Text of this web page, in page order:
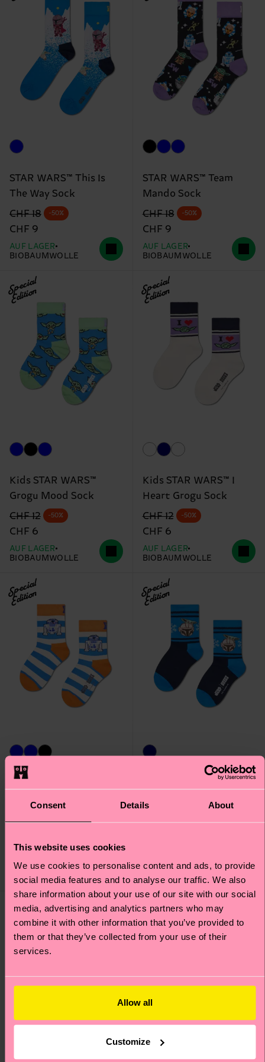
Consent Details About
This website uses cookies
We use cookies to personalise content and ads, to provide
social media features and to analyse our traffic. We also
share information about your use of our site with our social
media, advertising and analytics partners who may
combine it with other information that you’ve provided to
them or that they’ve collected from your use of their
services.
Allow all
Customize
STAR WARS™ This Is
The Way Sock
Originalpreis
CHF 18
Reduzierter Preis
CHF 9
-50%
AUF LAGER
BIOBAUMWOLLE
STAR WARS™ Team
Mando Sock
Originalpreis
CHF 18
Reduzierter Preis
CHF 9
-50%
AUF LAGER
BIOBAUMWOLLE
Special
Edition
Kids STAR WARS™
Grogu Mood Sock
Originalpreis
CHF 12
Reduzierter Preis
CHF 6
-50%
AUF LAGER
BIOBAUMWOLLE
Special
Edition
Kids STAR WARS™ I
Heart Grogu Sock
Originalpreis
CHF 12
Reduzierter Preis
CHF 6
-50%
AUF LAGER
BIOBAUMWOLLE
Special
Edition
Kids STAR WARS™ R2-
D2 Sock
CHF 6
AUF LAGER
BIOBAUMWOLLE
Special
Edition
Kids STAR WARS™
AUF LAGER
BIOBAUMWOLLE
Special
Edition Special
Edition